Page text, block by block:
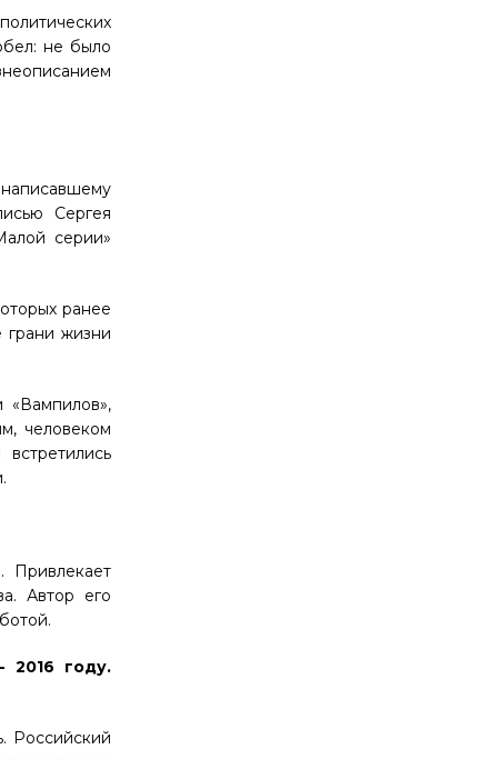
не было
Сергея
серии»
ранее
грани жизни
человеком
Привлекает
Автор его
2016 году.
Российский